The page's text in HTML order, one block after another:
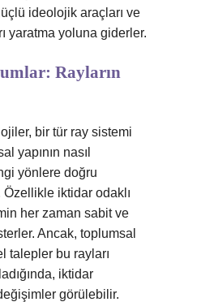
ideolojik araçları ve
yaratma yoluna giderler.
Rayların
bir tür ray sistemi
yapının nasıl
yönlere doğru
iktidar odaklı
her zaman sabit ve
Ancak, toplumsal
talepler bu rayları
iktidar
görülebilir.